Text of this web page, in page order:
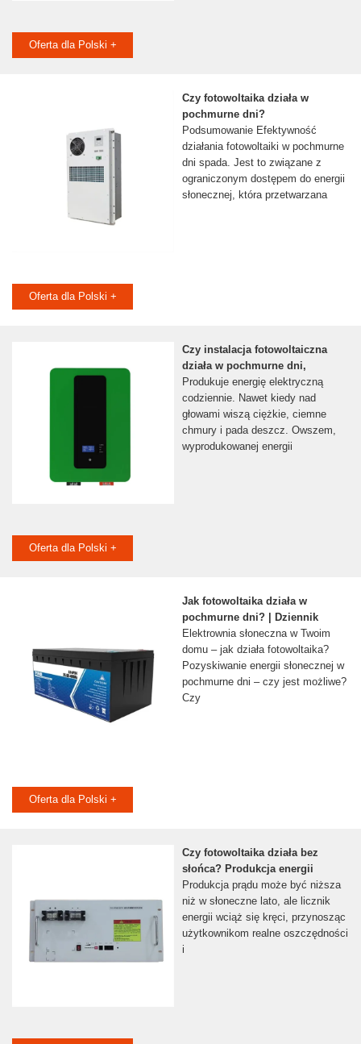
Oferta dla Polski +
Czy fotowoltaika działa w
pochmurne dni?
Podsumowanie Efektywność
działania fotowoltaiki w pochmurne
dni spada. Jest to związane z
ograniczonym dostępem do energii
słonecznej, która przetwarzana
Oferta dla Polski +
Czy instalacja fotowoltaiczna
działa w pochmurne dni,
Produkuje energię elektryczną
codziennie. Nawet kiedy nad
głowami wiszą ciężkie, ciemne
chmury i pada deszcz. Owszem,
wyprodukowanej energii
Oferta dla Polski +
Jak fotowoltaika działa w
pochmurne dni? | Dziennik
Elektrownia słoneczna w Twoim
domu – jak działa fotowoltaika?
Pozyskiwanie energii słonecznej w
pochmurne dni – czy jest możliwe?
Czy
Oferta dla Polski +
Czy fotowoltaika działa bez
słońca? Produkcja energii
Produkcja prądu może być niższa
niż w słoneczne lato, ale licznik
energii wciąż się kręci, przynosząc
użytkownikom realne oszczędności
i